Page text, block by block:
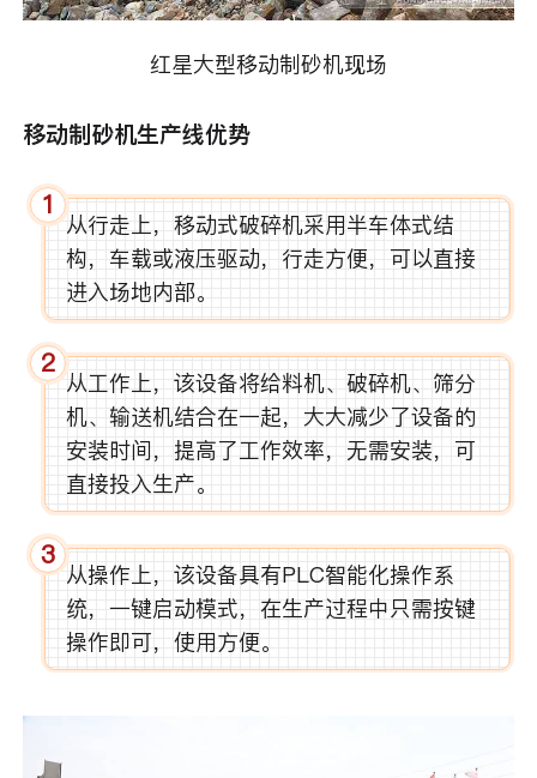
红星大型移动制砂机现场
移动制砂机生产线优势
1
从行走上，移动式破碎机采用半车体式结
构，车载或液压驱动，行走方便，可以直接
进入场地内部。
2
从工作上，该设备将给料机、破碎机、筛分
机、输送机结合在一起，大大减少了设备的
安装时间，提高了工作效率，无需安装，可
直接投入生产。
3
从操作上，该设备具有PLC智能化操作系
统，一键启动模式，在生产过程中只需按键
操作即可，使用方便。